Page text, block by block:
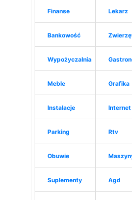
Finanse
Bankowość
Wypożyczalnia
Meble
Instalacje
Parking
Obuwie
Suplementy
Lekarz
Grafika
Internet
Rtv
Agd